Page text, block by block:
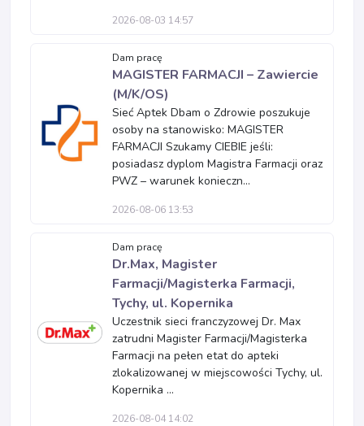
2026-08-03 14:57
Dam pracę
MAGISTER FARMACJI – Zawiercie
(M/K/OS)
Sieć Aptek Dbam o Zdrowie poszukuje
osoby na stanowisko: MAGISTER
FARMACJI Szukamy CIEBIE jeśli:
posiadasz dyplom Magistra Farmacji oraz
PWZ – warunek konieczn...
2026-08-06 13:53
Dam pracę
Dr.Max, Magister
Farmacji/Magisterka Farmacji,
Tychy, ul. Kopernika
Uczestnik sieci franczyzowej Dr. Max
zatrudni Magister Farmacji/Magisterka
Farmacji na pełen etat do apteki
zlokalizowanej w miejscowości Tychy, ul.
Kopernika ...
2026-08-04 14:02